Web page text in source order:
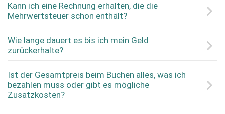
Kann ich eine Rechnung erhalten, die die
Mehrwertsteuer schon enthält?
Wie lange dauert es bis ich mein Geld
zurückerhalte?
Ist der Gesamtpreis beim Buchen alles, was ich
bezahlen muss oder gibt es mögliche
Zusatzkosten?